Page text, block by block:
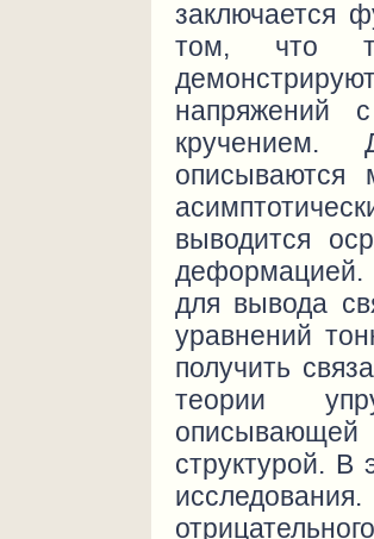
заключается
том, что
напряжений
кручением.
описываются
выводится
деформацией.
для вывода
уравнений
получить
теории
описывающей
структурой. В